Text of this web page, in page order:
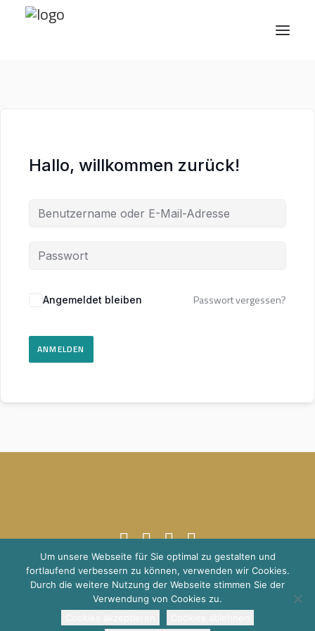
Über uns
Kontakt
EN
Hallo, willkommen zurück!
Angemeldet bleiben Passwort vergessen?
ANMELDEN
© 2021 Schuppener Global Transitions Impressum Datenschutz
Um unsere Webseite für Sie optimal zu gestalten und
fortlaufend verbessern zu können, verwenden wir Cookies.
Durch die weitere Nutzung der Webseite stimmen Sie der
Verwendung von Cookies zu.